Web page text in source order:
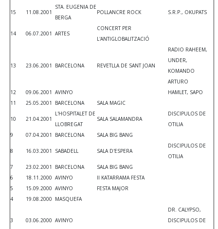
15 11.08.2001
STA. EUGENIA DE
BERGA
POLLANCRE ROCK S.R.P., OKUPATS
14 06.07.2001 ARTES
CONCERT PER
L'ANTIGLOBALITZACIÓ
13 23.06.2001 BARCELONA REVETLLA DE SANT JOAN
RADIO RAHEEM,
UNDER,
KOMANDO
ARTURO
12
09.06.2001 AVINYO
HAMLET, SAPO
11
25.05.2001 BARCELONA SALA MAGIC
10 21.04.2001
L'HOSPITALET DE
LLOBREGAT
SALA SALAMANDRA
DISCIPULOS DE
OTILIA
9
07.04.2001 BARCELONA SALA BIG BANG
8 16.03.2001 SABADELL SALA D'ESPERA
DISCIPULOS DE
OTILIA
7
23.02.2001 BARCELONA
SALA BIG BANG
6
18.11.2000 AVINYO
II KATARRAMA FESTA
5
15.09.2000 AVINYO
FESTA MAJOR
4
19.08.2000 MASQUEFA
3 03.06.2000 AVINYO
DR. CALYPSO,
DISCIPULOS DE